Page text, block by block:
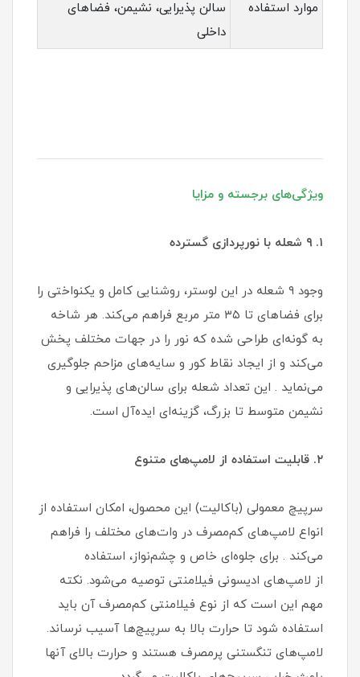
موارد استفاده
سالن پذیرایی، نشیمن، فضاهای
داخلی
ویژگی‌های برجسته و مزایا
۱. ۹ شعله با نورپردازی گسترده
وجود ۹ شعله در این لوستر، روشنایی کامل و یکنواختی را
برای فضاهای تا ۳۵ متر مربع فراهم می‌کند. هر شاخه
به گونه‌ای طراحی شده که نور را در جهات مختلف پخش
می‌کند و از ایجاد نقاط کور و سایه‌های مزاحم جلوگیری
می‌نماید . این تعداد شعله برای سالن‌های پذیرایی و
نشیمن متوسط تا بزرگ، گزینه‌ای ایده‌آل است.
۲. قابلیت استفاده از لامپ‌های متنوع
سرپیچ معمولی (باکالیت) این محصول، امکان استفاده از
انواع لامپ‌های کم‌مصرف در وات‌های مختلف را فراهم
می‌کند . برای جلوه‌ای خاص و چشم‌نواز، استفاده
از لامپ‌های ادیسونی فیلامنتی توصیه می‌شود. نکته
مهم این است که از نوع فیلامنتی کم‌مصرف آن باید
استفاده شود تا حرارت بالا به سرپیچ‌ها آسیب نرساند.
لامپ‌های تنگستنی پرمصرف هستند و حرارت بالای آنها